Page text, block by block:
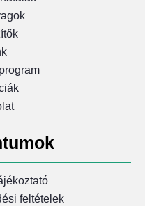
feltételek